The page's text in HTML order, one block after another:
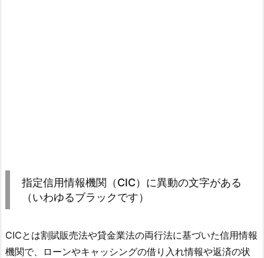
指定信用情報機関（CIC）に異動の文字がある
（いわゆるブラックです）
CICとは割賦販売法や貸金業法の両行法に基づいた信用情報
機関で、ローンやキャッシングの借り入れ情報や返済の状